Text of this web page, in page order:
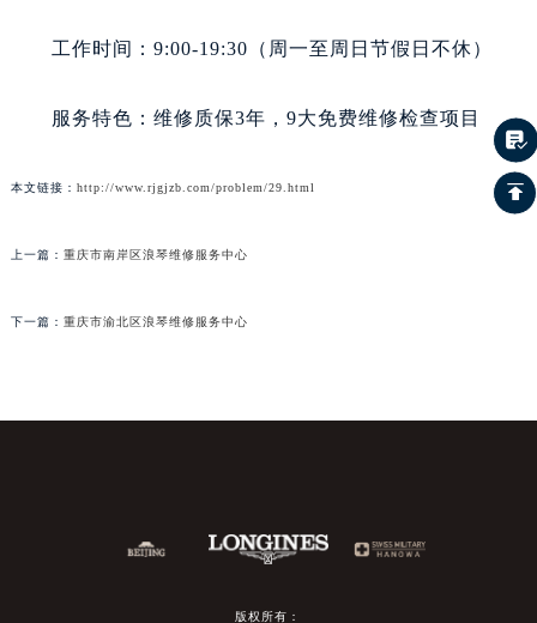
工作时间：9:00-19:30（周一至周日节假日不休）
服务特色：维修质保3年，9大免费维修检查项目
本文链接： http://www.rjgjzb.com/problem/29.html
上一篇： 重庆市南岸区浪琴维修服务中心
下一篇： 重庆市渝北区浪琴维修服务中心
版权所有：